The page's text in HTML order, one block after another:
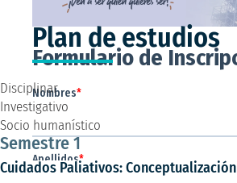
Plan de estudios
Disciplinar
Investigativo
Socio humanístico
Semestre 1
Cuidados Paliativos: Conceptualización